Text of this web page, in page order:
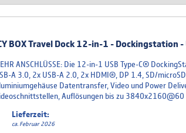
BOX Travel Dock 12-in-1 - Dockingstation -
ANSCHLÜSSE: Die 12-in-1 USB Type-C®
A 3.0, 2x USB-A 2.0, 2x HDMI®, DP 1.4, SD/
Datentransfer, Video und Power
Auflösungen bis zu 3840x2160@60
Lieferzeit:
ca. Februar 2026